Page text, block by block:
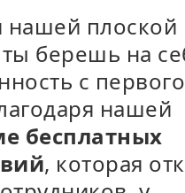
нашей плоской
ты берешь на
с
нашей
бесплатных
, которая